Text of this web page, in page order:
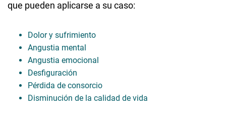
que pueden aplicarse a su caso:
Dolor y sufrimiento
Angustia mental
Angustia emocional
Desfiguración
Pérdida de consorcio
Disminución de la calidad de vida